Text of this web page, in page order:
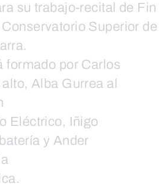
su trabajo-recital de Fin
Superior de
formado por Carlos
Alba Gurrea al
Eléctrico, Iñigo
y Ander